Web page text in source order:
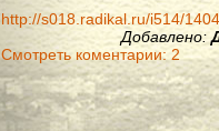
http://s018.radikal.ru/i514/
Добавлено:
Смотреть коментарии: 2